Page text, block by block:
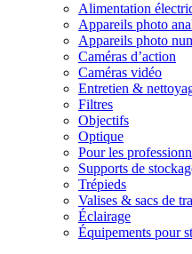
Alimentation
Appareils photo
Appareils photo
Caméras d’action
Caméras vidéo
Entretien &
Filtres
Objectifs
Optique
Pour les
Supports de
Trépieds
Valises & sacs de
Éclairage
Équipements pour